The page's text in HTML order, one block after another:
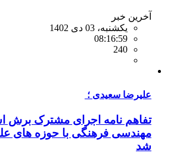
آخرین خبر
یکشنبه، 03 دی 1402
08:16:59
240
علیرضا سعیدی ؛
تفاهم نامه اجرای مشترک برش
مهندسی فرهنگی با حوزه های
شد